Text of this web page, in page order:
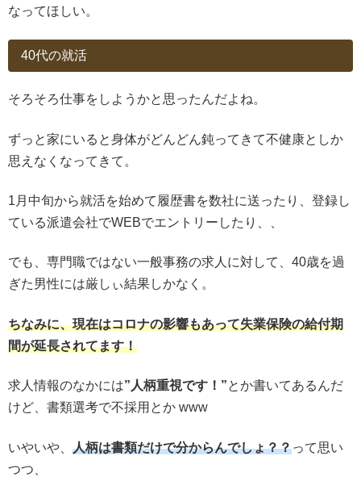
なってほしい。
40代の就活
そろそろ仕事をしようかと思ったんだよね。
ずっと家にいると身体がどんどん鈍ってきて不健康としか
思えなくなってきて。
1月中旬から就活を始めて履歴書を数社に送ったり、登録し
ている派遣会社でWEBでエントリーしたり、、
でも、専門職ではない一般事務の求人に対して、40歳を過
ぎた男性には厳しぃ結果しかなく。
ちなみに、現在はコロナの影響もあって失業保険の給付期
間が延長されてます！
求人情報のなかには”人柄重視です！”とか書いてあるんだ
けど、書類選考で不採用とか www
いやいや、 人柄は書類だけで分からんでしょ？？って思い
つつ、